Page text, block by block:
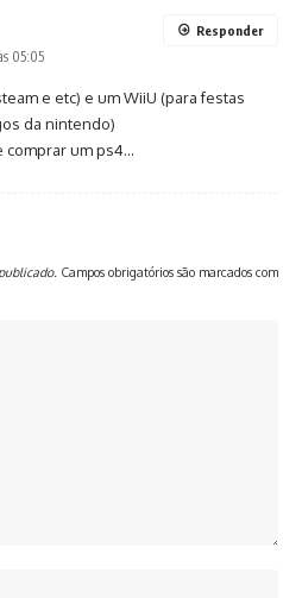
05:05
e etc) e um WiiU (para festas
da nintendo)
comprar um ps4…
Responder
Campos obrigatórios são marcados com